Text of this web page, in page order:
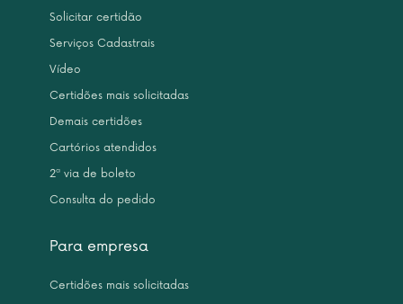
Solicitar certidão
Serviços Cadastrais
Vídeo
Certidões mais solicitadas
Demais certidões
Cartórios atendidos
2ª via de boleto
Consulta do pedido
Para empresa
Certidões mais solicitadas